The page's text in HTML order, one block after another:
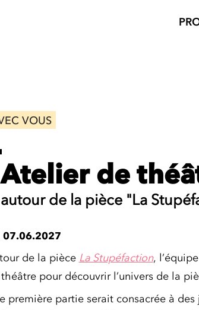
VOUS
Atelier de
autour de la pièce "La
07.06.2027
de la pièce La Stupéfaction,
pour découvrir l’univers de la
première partie serait consacrée à